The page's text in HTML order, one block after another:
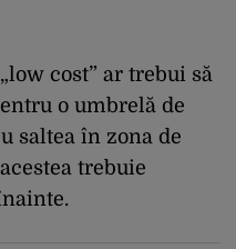
cost” ar trebui să
o umbrelă de
saltea în zona de
trebuie